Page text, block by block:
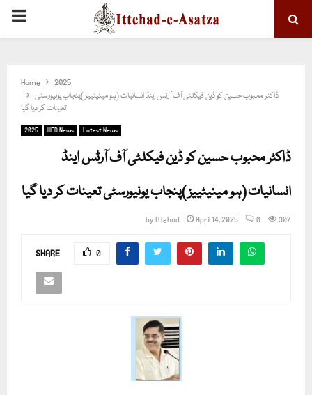
PRIMARY
Home
2025
ڈاکٹر محبوب حسین کو ڈین فیکلٹی آف آرٹس اینڈ انسانیات (ہو مینیٹییز )پنجاب یونیورسٹی
تعینات کر دیا گیا
2025 HED News Latest News
ڈاکٹر محبوب حسین کو ڈین فیکلٹی آف آرٹس اینڈ
انسانیات (ہو مینیٹییز )پنجاب یونیورسٹی تعینات کر دیا گیا
byIttehad April 14, 2025 0 307
SHARE 0